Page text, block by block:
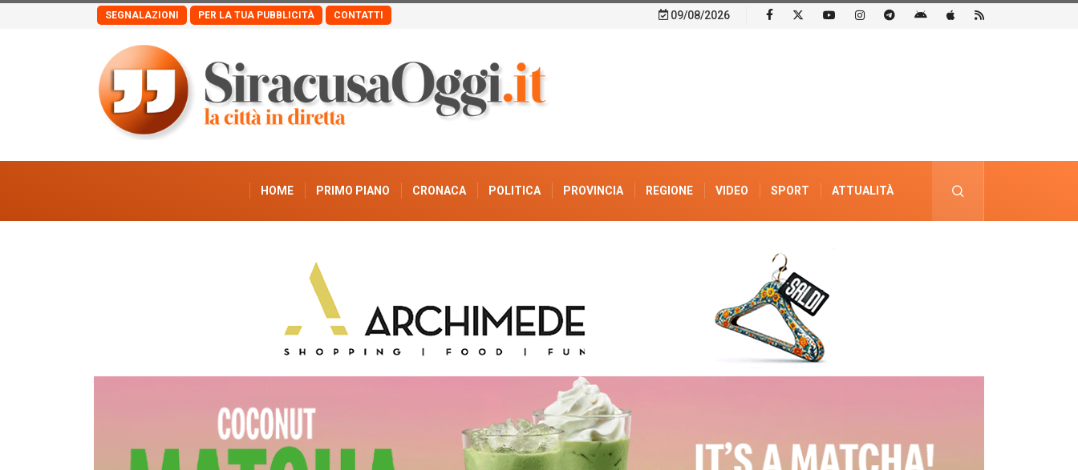
SEGNALAZIONI PER LA TUA PUBBLICITÀ CONTATTI 09/08/2026
HOME PRIMO PIANO CRONACA POLITICA PROVINCIA REGIONE VIDEO SPORT ATTUALITÀ
PUBBLICITÀ ELETTORALE